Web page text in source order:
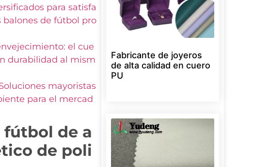
para satisfa
balones de fútbol pro
el cue
durabilidad al mism
mayoristas
para el mercad
fútbol de a
de poli
Fabricante de joyeros
de alta calidad en cuero
PU